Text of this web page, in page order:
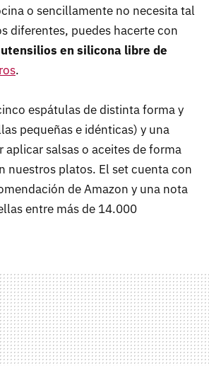
o sencillamente no necesita tal
diferentes, puedes hacerte con
en silicona libre de
.
espátulas de distinta forma y
pequeñas e idénticas) y una
aplicar salsas o aceites de forma
nuestros platos. El set cuenta con
de Amazon y una nota
entre más de 14.000